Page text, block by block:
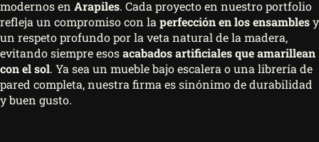
modernos en Arapiles. Cada proyecto en nuestro portfolio
refleja un compromiso con la perfección en los ensamblesy
un respeto profundo por la veta natural de la madera,
evitando siempre esosacabados artificiales que amarillean
con el sol. Ya sea un mueble bajo escalera o una librería de
pared completa, nuestra firma es sinónimo de durabilidad
y buen gusto.